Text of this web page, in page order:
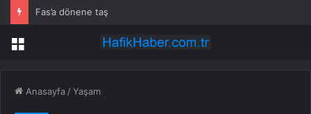
Fas’a dönene taş
Menü
Anasayfa /Yaşam